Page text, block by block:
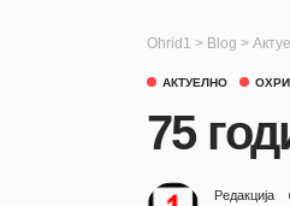
Ohrid1 > Blog >
АКТУЕЛНО
75
Редакција